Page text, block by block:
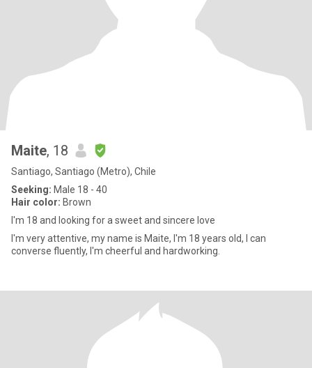
Maite, 18
Santiago, Santiago (Metro), Chile
Seeking: Male 18 - 40
Hair color: Brown
I'm 18 and looking for a sweet and sincere love
I'm very attentive, my name is Maite, I'm 18 years old, I can
converse fluently, I'm cheerful and hardworking.